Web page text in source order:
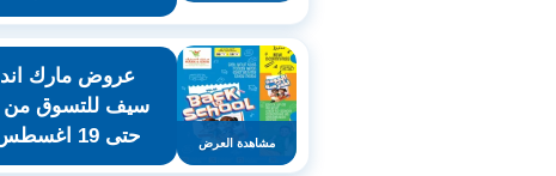
مشاهدة العرض
عروض مارك اند
حتى 19 اغسطس